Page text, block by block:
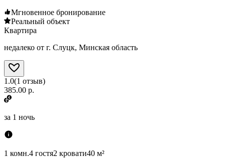
Мгновенное бронирование
Реальный объект
Квартира
недалеко от г. Слуцк, Минская область
1.0(1 отзыв)
385.00 р.
за 1 ночь
1 комн.4 гостя2 кровати40 м²